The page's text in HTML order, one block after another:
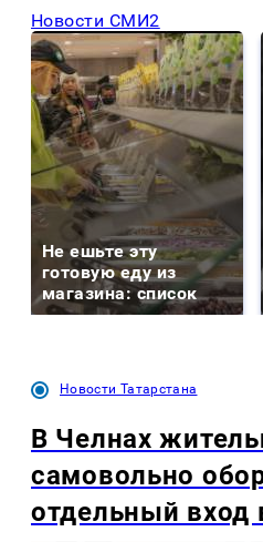
Новости СМИ2
Не ешьте эту
готовую еду из
магазина: список
Новости Татарстана
В Челнах
самовольно
отдельный вход